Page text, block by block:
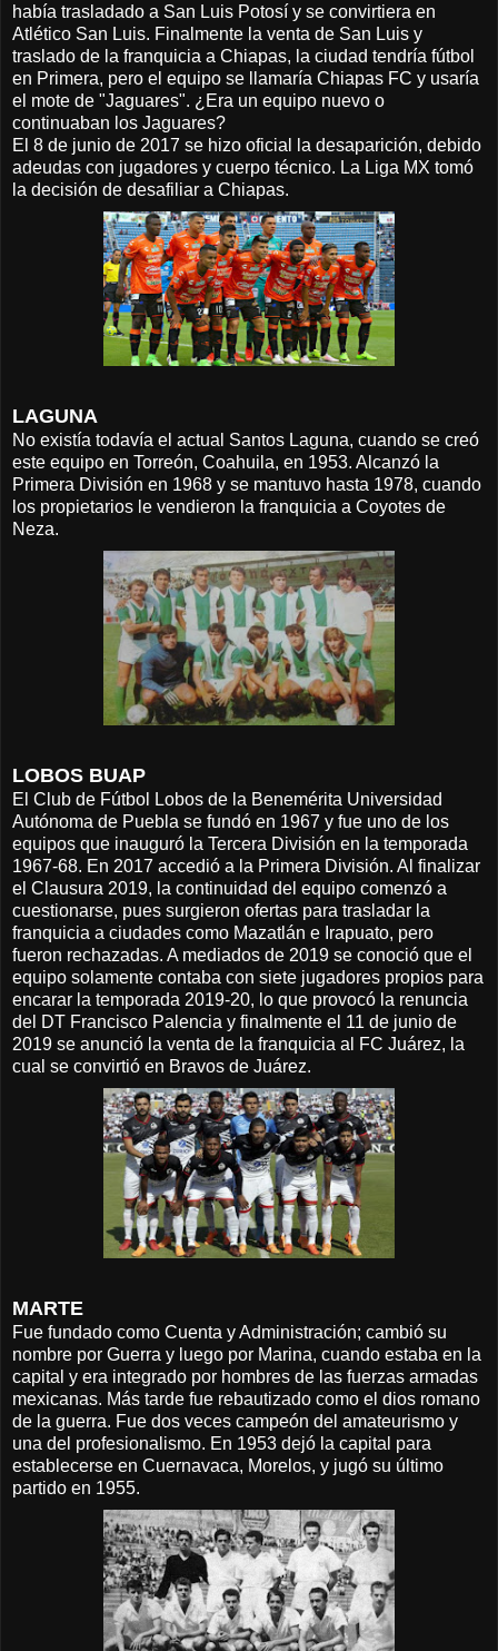
había trasladado a San Luis Potosí y se convirtiera en
Atlético San Luis. Finalmente la venta de San Luis y
traslado de la franquicia a Chiapas, la ciudad tendría fútbol
en Primera, pero el equipo se llamaría Chiapas FC y usaría
el mote de "Jaguares". ¿Era un equipo nuevo o
continuaban los Jaguares?
El 8 de junio de 2017 se hizo oficial la desaparición, debido
adeudas con jugadores y cuerpo técnico. La Liga MX tomó
la decisión de desafiliar a Chiapas.
LAGUNA
No existía todavía el actual Santos Laguna, cuando se creó
este equipo en Torreón, Coahuila, en 1953. Alcanzó la
Primera División en 1968 y se mantuvo hasta 1978, cuando
los propietarios le vendieron la franquicia a Coyotes de
Neza.
LOBOS BUAP
El Club de Fútbol Lobos de la Benemérita Universidad
Autónoma de Puebla se fundó en 1967 y fue uno de los
equipos que inauguró la Tercera División en la temporada
1967-68. En 2017 accedió a la Primera División. Al finalizar
el Clausura 2019, la continuidad del equipo comenzó a
cuestionarse, pues surgieron ofertas para trasladar la
franquicia a ciudades como Mazatlán e Irapuato, pero
fueron rechazadas. A mediados de 2019 se conoció que el
equipo solamente contaba con siete jugadores propios para
encarar la temporada 2019-20, lo que provocó la renuncia
del DT Francisco Palencia y finalmente el 11 de junio de
2019 se anunció la venta de la franquicia al FC Juárez, la
cual se convirtió en Bravos de Juárez.
MARTE
Fue fundado como Cuenta y Administración; cambió su
nombre por Guerra y luego por Marina, cuando estaba en la
capital y era integrado por hombres de las fuerzas armadas
mexicanas. Más tarde fue rebautizado como el dios romano
de la guerra. Fue dos veces campeón del amateurismo y
una del profesionalismo. En 1953 dejó la capital para
establecerse en Cuernavaca, Morelos, y jugó su último
partido en 1955.